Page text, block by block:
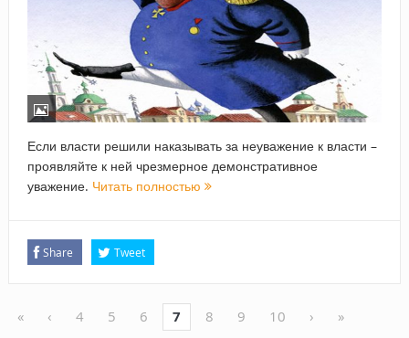
Если власти решили наказывать за неуважение к власти –
проявляйте к ней чрезмерное демонстративное
уважение. Читать полностью
Share Tweet
« ‹ 4 5 6 7 8 9 10 › »